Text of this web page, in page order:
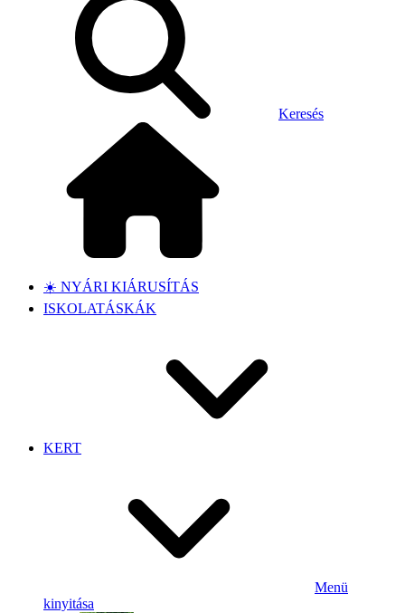
Keresés
☀️ NYÁRI KIÁRUSÍTÁS
ISKOLATÁSKÁK
KERT
Menü
kinyitása